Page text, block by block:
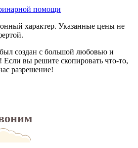
помощи
характер. Указанные цены не
создан с большой любовью и
вы решите скопировать что-то,
разрешение!